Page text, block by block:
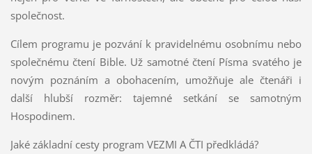
společnost.
Cílem programu je pozvání k pravidelnému osobnímu nebo
společnému čtení Bible. Už samotné čtení Písma svatého je
novým poznáním a obohacením, umožňuje ale čtenáři i
další hlubší rozměr: tajemné setkání se samotným
Hospodinem.
Jaké základní cesty program VEZMI A ČTI předkládá?